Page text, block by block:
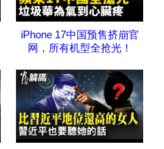
iPhone 17中国预售挤崩官
网，所有机型全抢光！